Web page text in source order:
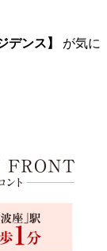
デンス】
が気に